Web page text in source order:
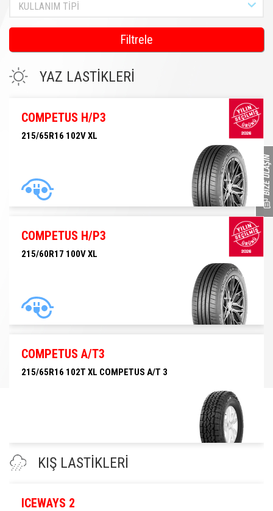
KULLANIM TİPİ
Filtrele
YAZ LASTİKLERİ
COMPETUS H/P3
215/65R16 102V XL
COMPETUS H/P3
215/60R17 100V XL
COMPETUS A/T3
215/65R16 102T XL COMPETUS A/T 3
KIŞ LASTİKLERİ
ICEWAYS 2